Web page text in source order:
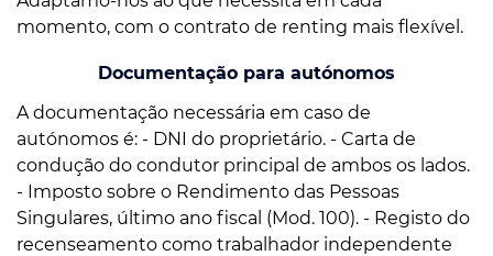
momento, com o contrato de renting mais flexível.
Documentação para autónomos
A documentação necessária em caso de
autónomos é: - DNI do proprietário. - Carta de
condução do condutor principal de ambos os lados.
- Imposto sobre o Rendimento das Pessoas
Singulares, último ano fiscal (Mod. 100). - Registo do
recenseamento como trabalhador independente